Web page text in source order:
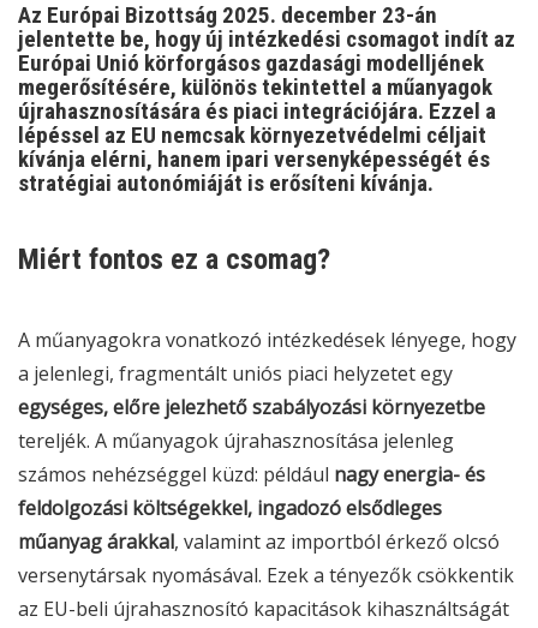
Az Európai Bizottság 2025. december 23-án
jelentette be, hogy új intézkedési csomagot indít az
Európai Unió körforgásos gazdasági modelljének
megerősítésére, különös tekintettel a műanyagok
újrahasznosítására és piaci integrációjára. Ezzel a
lépéssel az EU nemcsak környezetvédelmi céljait
kívánja elérni, hanem ipari versenyképességét és
stratégiai autonómiáját is erősíteni kívánja.
Miért fontos ez a csomag?
A műanyagokra vonatkozó intézkedések lényege, hogy
a jelenlegi, fragmentált uniós piaci helyzetet egy
egységes, előre jelezhető szabályozási környezetbe
tereljék. A műanyagok újrahasznosítása jelenleg
számos nehézséggel küzd: például nagy energia- és
feldolgozási költségekkel, ingadozó elsődleges
műanyag árakkal, valamint az importból érkező olcsó
versenytársak nyomásával. Ezek a tényezők csökkentik
az EU-beli újrahasznosító kapacitások kihasználtságát